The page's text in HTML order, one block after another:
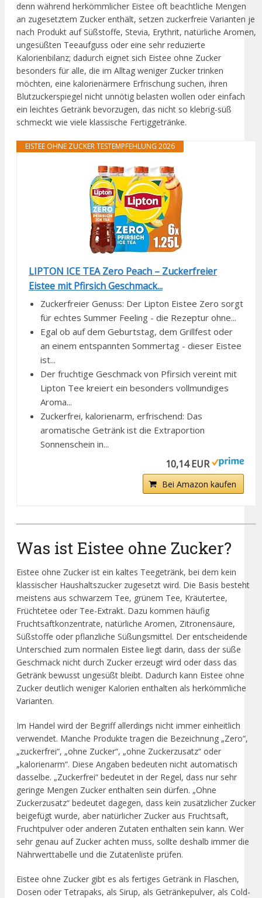
denn während herkömmlicher Eistee oft beachtliche Mengen
an zugesetztem Zucker enthält, setzen zuckerfreie Varianten je
nach Produkt auf Süßstoffe, Stevia, Erythrit, natürliche Aromen,
ungesüßten Teeaufguss oder eine sehr reduzierte
Kalorienbilanz; dadurch eignet sich Eistee ohne Zucker
besonders für alle, die im Alltag weniger Zucker trinken
möchten, eine kalorienärmere Erfrischung suchen, ihren
Blutzuckerspiegel nicht unnötig belasten wollen oder einfach
ein leichtes Getränk bevorzugen, das nicht so klebrig-süß
schmeckt wie viele klassische Fertiggetränke.
EISTEE OHNE ZUCKER TESTEMPFEHLUNG 2026
LIPTON ICE TEA Zero Peach – Zuckerfreier
Eistee mit Pfirsich Geschmack...
Zuckerfreier Genuss: Der Lipton Eistee Zero sorgt
für echtes Summer Feeling - die Rezeptur ohne...
Egal ob auf dem Geburtstag, dem Grillfest oder
an einem entspannten Sommertag - dieser Eistee
ist...
Der fruchtige Geschmack von Pfirsich vereint mit
Lipton Tee kreiert ein besonders vollmundiges
Aroma...
Zuckerfrei, kalorienarm, erfrischend: Das
aromatische Getränk ist die Extraportion
Sonnenschein in...
10,14 EUR
Bei Amazon kaufen
Was ist Eistee ohne Zucker?
Eistee ohne Zucker ist ein kaltes Teegetränk, bei dem kein
klassischer Haushaltszucker zugesetzt wird. Die Basis besteht
meistens aus schwarzem Tee, grünem Tee, Kräutertee,
Früchtetee oder Tee-Extrakt. Dazu kommen häufig
Fruchtsaftkonzentrate, natürliche Aromen, Zitronensäure,
Süßstoffe oder pflanzliche Süßungsmittel. Der entscheidende
Unterschied zum normalen Eistee liegt darin, dass der süße
Geschmack nicht durch Zucker erzeugt wird oder dass das
Getränk bewusst ungesüßt bleibt. Dadurch kann Eistee ohne
Zucker deutlich weniger Kalorien enthalten als herkömmliche
Varianten.
Im Handel wird der Begriff allerdings nicht immer einheitlich
verwendet. Manche Produkte tragen die Bezeichnung „Zero“,
„zuckerfrei“, „ohne Zucker“, „ohne Zuckerzusatz“ oder
„kalorienarm“. Diese Angaben bedeuten nicht automatisch
dasselbe. „Zuckerfrei“ bedeutet in der Regel, dass nur sehr
geringe Mengen Zucker enthalten sein dürfen. „Ohne
Zuckerzusatz“ bedeutet dagegen, dass kein zusätzlicher Zucker
beigefügt wurde, aber natürlicher Zucker aus Fruchtsaft,
Fruchtpulver oder anderen Zutaten enthalten sein kann. Wer
sehr genau auf Zucker achten muss, sollte deshalb immer die
Nährwerttabelle und die Zutatenliste prüfen.
Eistee ohne Zucker gibt es als fertiges Getränk in Flaschen,
Dosen oder Tetrapaks, als Sirup, als Getränkepulver, als Cold-